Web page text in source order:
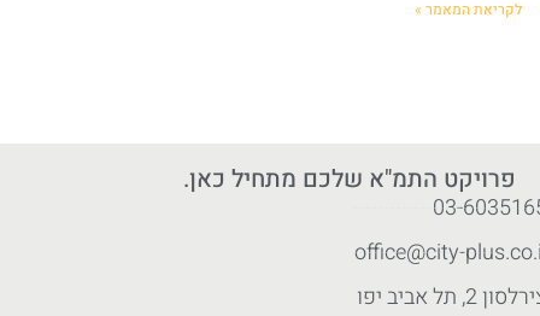
לקריאת המאמר »
פרויקט התמ"א שלכם מתחיל כאן.
03-
office@city-
2, תל אביב יפו